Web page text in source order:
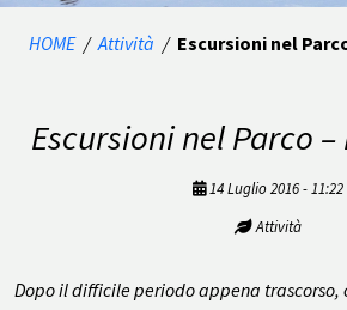
HOME / Attività / Escursioni nel
Escursioni nel Parco –
14 Luglio 2016 - 11:22
Attività
Dopo il difficile periodo appena